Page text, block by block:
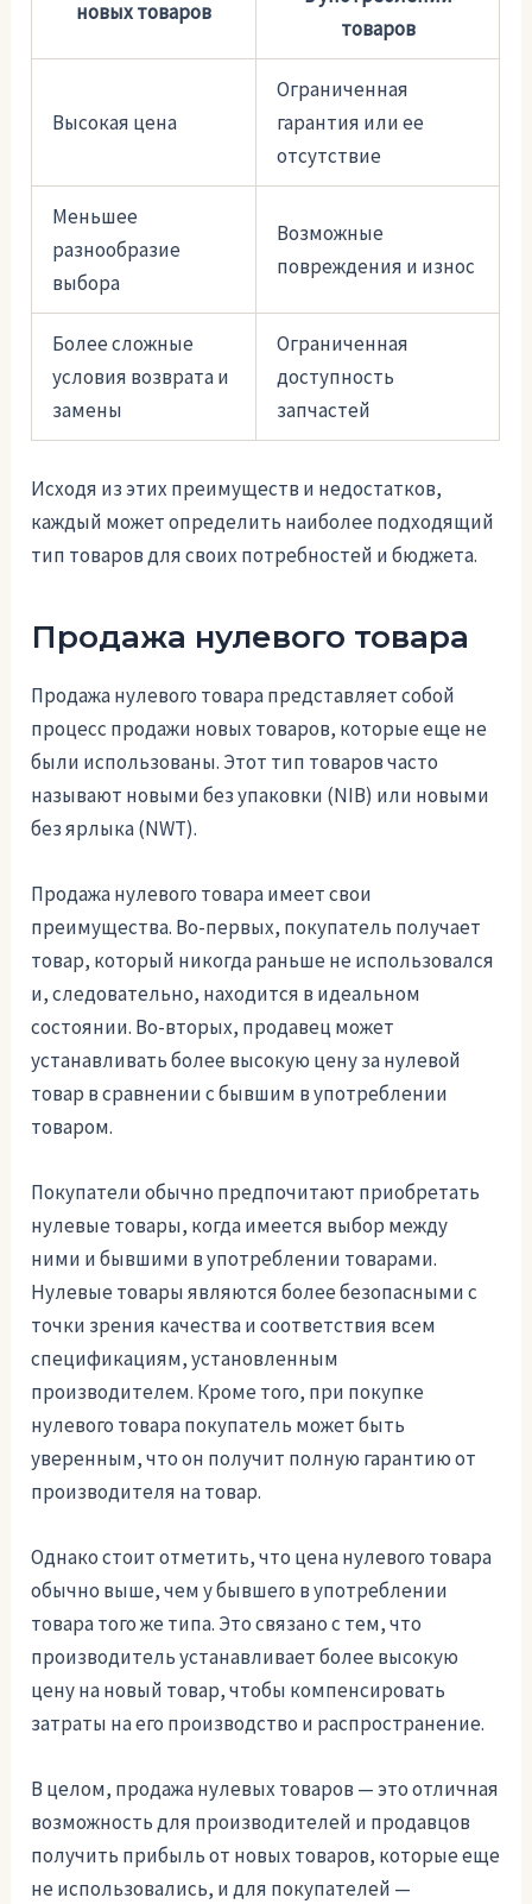
новых товаров
товаров
Высокая цена
Ограниченная
гарантия или ее
отсутствие
Меньшее
разнообразие
выбора
Возможные
повреждения и износ
Более сложные
условия возврата и
замены
Ограниченная
доступность
запчастей
Исходя из этих преимуществ и недостатков,
каждый может определить наиболее подходящий
тип товаров для своих потребностей и бюджета.
Продажа нулевого товара
Продажа нулевого товара представляет собой
процесс продажи новых товаров, которые еще не
были использованы. Этот тип товаров часто
называют новыми без упаковки (NIB) или новыми
без ярлыка (NWT).
Продажа нулевого товара имеет свои
преимущества. Во-первых, покупатель получает
товар, который никогда раньше не использовался
и, следовательно, находится в идеальном
состоянии. Во-вторых, продавец может
устанавливать более высокую цену за нулевой
товар в сравнении с бывшим в употреблении
товаром.
Покупатели обычно предпочитают приобретать
нулевые товары, когда имеется выбор между
ними и бывшими в употреблении товарами.
Нулевые товары являются более безопасными с
точки зрения качества и соответствия всем
спецификациям, установленным
производителем. Кроме того, при покупке
нулевого товара покупатель может быть
уверенным, что он получит полную гарантию от
производителя на товар.
Однако стоит отметить, что цена нулевого товара
обычно выше, чем у бывшего в употреблении
товара того же типа. Это связано с тем, что
производитель устанавливает более высокую
цену на новый товар, чтобы компенсировать
затраты на его производство и распространение.
В целом, продажа нулевых товаров — это отличная
возможность для производителей и продавцов
получить прибыль от новых товаров, которые еще
не использовались, и для покупателей —